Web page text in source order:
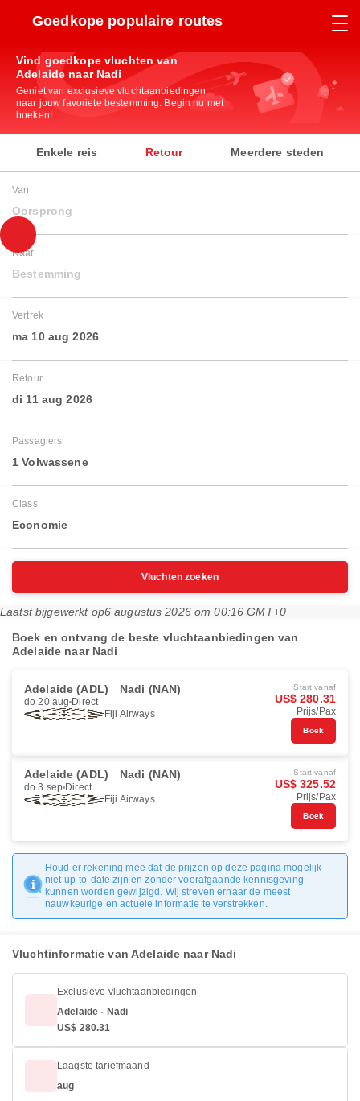
Goedkope populaire routes
Vind goedkope vluchten van
Adelaide naar Nadi
Geniet van exclusieve vluchtaanbiedingen
naar jouw favoriete bestemming. Begin nu met
boeken!
Enkele reis Retour Meerdere steden
Van
Oorsprong
Naar
Bestemming
Vertrek
ma 10 aug 2026
Retour
di 11 aug 2026
Passagiers
1 Volwassene
Class
Economie
Vluchten zoeken
Laatst bijgewerkt op6 augustus 2026 om 00:16 GMT+0
Boek en ontvang de beste vluchtaanbiedingen van
Adelaide naar Nadi
Adelaide (ADL) Nadi (NAN)
do 20 aug Direct
Fiji Airways
Start vanaf
US$ 280.31
Prijs/Pax
Boek
Adelaide (ADL) Nadi (NAN)
do 3 sep Direct
Fiji Airways
Start vanaf
US$ 325.52
Prijs/Pax
Boek
Houd er rekening mee dat de prijzen op deze pagina mogelijk
niet up-to-date zijn en zonder voorafgaande kennisgeving
kunnen worden gewijzigd. Wij streven ernaar de meest
nauwkeurige en actuele informatie te verstrekken.
Vluchtinformatie van Adelaide naar Nadi
Exclusieve vluchtaanbiedingen
Adelaide - Nadi
US$ 280.31
Laagste tariefmaand
aug